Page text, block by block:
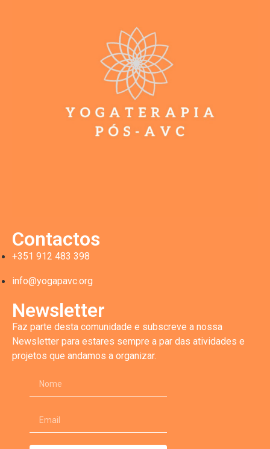
Contactos
+351 912 483 398
info@yogapavc.org
Newsletter
Faz parte desta comunidade e subscreve a nossa
Newsletter para estares sempre a par das atividades e
projetos que andamos a organizar.